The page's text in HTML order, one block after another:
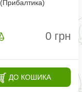
(Прибалтика)
0 грн
ДО КОШИКА